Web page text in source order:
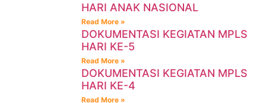
HARI ANAK NASIONAL
Read More »
DOKUMENTASI KEGIATAN MPLS
HARI KE-5
Read More »
DOKUMENTASI KEGIATAN MPLS
HARI KE-4
Read More »